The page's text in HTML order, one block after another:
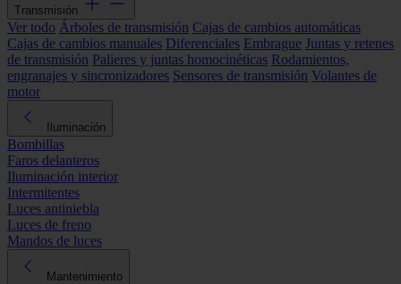
Transmisión
Ver todo Árboles de transmisión Cajas de cambios automáticas
Cajas de cambios manuales Diferenciales Embrague Juntas y retenes
de transmisión Palieres y juntas homocinéticas Rodamientos,
engranajes y sincronizadores Sensores de transmisión Volantes de
motor
Iluminación
Bombillas
Faros delanteros
Iluminación interior
Intermitentes
Luces antiniebla
Luces de freno
Mandos de luces
Mantenimiento